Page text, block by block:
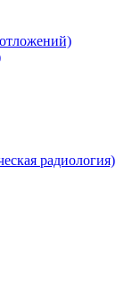
радиология)